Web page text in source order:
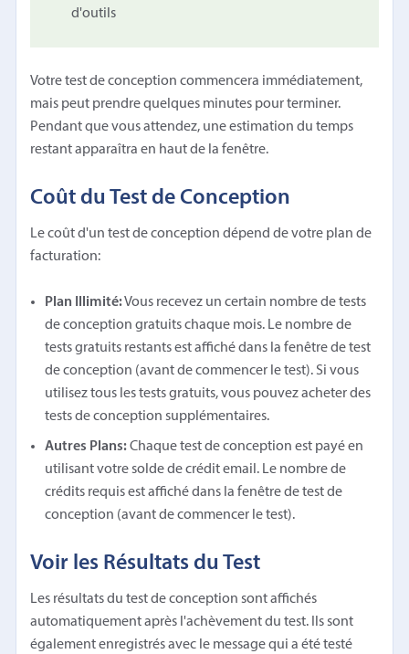
d'outils
Votre test de conception commencera immédiatement,
mais peut prendre quelques minutes pour terminer.
Pendant que vous attendez, une estimation du temps
restant apparaîtra en haut de la fenêtre.
Coût du Test de Conception
Le coût d'un test de conception dépend de votre plan de
facturation:
Plan Illimité:Vous recevez un certain nombre de tests
de conception gratuits chaque mois. Le nombre de
tests gratuits restants est affiché dans la fenêtre de test
de conception (avant de commencer le test). Si vous
utilisez tous les tests gratuits, vous pouvez acheter des
tests de conception supplémentaires.
Autres Plans:Chaque test de conception est payé en
utilisant votre solde de crédit email. Le nombre de
crédits requis est affiché dans la fenêtre de test de
conception (avant de commencer le test).
Voir les Résultats du Test
Les résultats du test de conception sont affichés
automatiquement après l'achèvement du test. Ils sont
également enregistrés avec le message qui a été testé